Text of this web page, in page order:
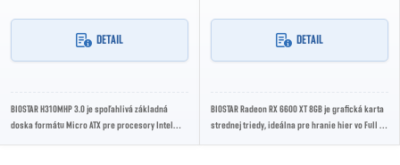
DETAIL
BIOSTAR H310MHP 3.0 je spoľahlivá základná
doska formátu Micro ATX pre procesory Intel
DETAIL
BIOSTAR Radeon RX 6600 XT 8GB je grafická karta
strednej triedy, ideálna pre hranie hier vo Full HD